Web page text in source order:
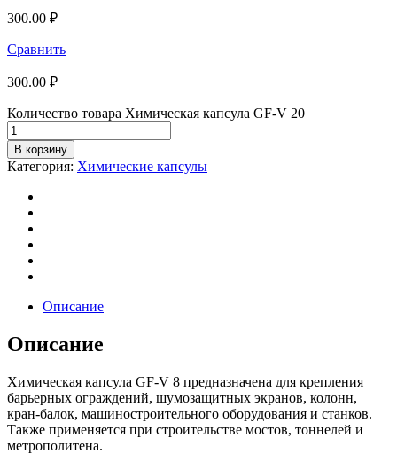
300.00 ₽
Сравнить
300.00 ₽
Количество товара Химическая капсула GF-V 20
В корзину
Категория: Химические капсулы
Описание
Описание
Химическая капсула GF-V 8 предназначена для крепления
барьерных ограждений, шумозащитных экранов, колонн,
кран-балок, машиностроительного оборудования и станков.
Также применяется при строительстве мостов, тоннелей и
метрополитена.